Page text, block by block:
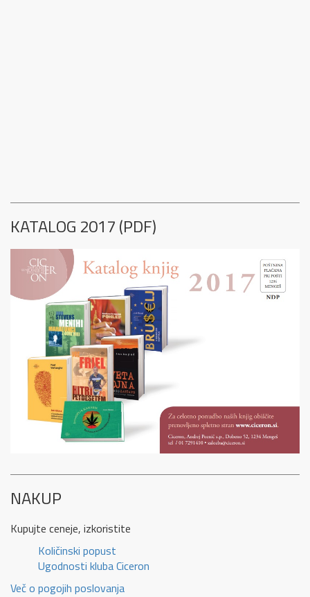
KATALOG 2017 (PDF)
NAKUP
Kupujte ceneje, izkoristite
Količinski popust
Ugodnosti kluba Ciceron
Več o pogojih poslovanja